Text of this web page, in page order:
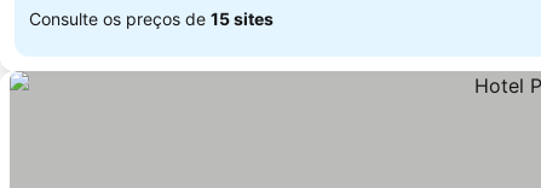
Consulte os preços de 15 sites